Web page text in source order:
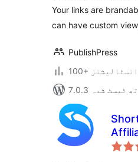
Your links are
can have custom
PublishPress
انسٹالیشنز
ساتھ ٹیسٹ شدہ